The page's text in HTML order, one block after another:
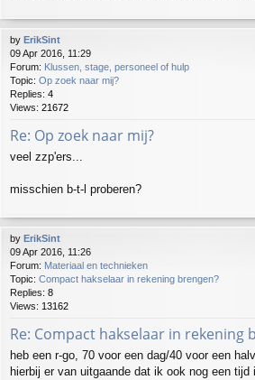
by ErikSint
09 Apr 2016, 11:29
Forum: Klussen, stage, personeel of hulp
Topic: Op zoek naar mij?
Replies: 4
Views: 21672
Re: Op zoek naar mij?
veel zzp'ers...
misschien b-t-l proberen?
by ErikSint
09 Apr 2016, 11:26
Forum: Materiaal en technieken
Topic: Compact hakselaar in rekening brengen?
Replies: 8
Views: 13162
Re: Compact hakselaar in rekening
heb een r-go, 70 voor een dag/40 voor een
hierbij er van uitgaande dat ik ook nog een tijd